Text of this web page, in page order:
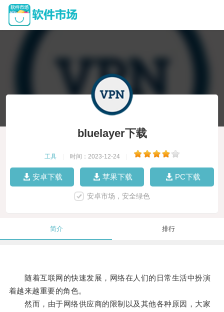
bluelayer下载
工具 时间：2023-12-24
安卓下载 苹果下载 PC下载
安卓市场，安全绿色
简介 排行
随着互联网的快速发展，网络在人们的日常生活中扮演
着越来越重要的角色。
然而，由于网络供应商的限制以及其他各种原因，大家